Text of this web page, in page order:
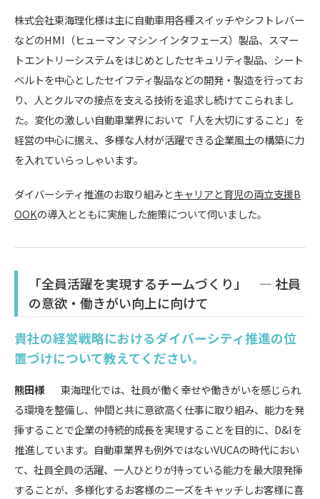
株式会社東海理化様は主に自動車用各種スイッチやシフトレバー
などのHMI（ヒューマン マシン インタフェース）製品、スマー
トエントリーシステムをはじめとしたセキュリティ製品、シート
ベルトを中心としたセイフティ製品などの開発・製造を行ってお
り、人とクルマの接点を支える技術を追求し続けてこられまし
た。変化の激しい自動車業界において「人を大切にすること」を
経営の中心に据え、多様な人材が活躍できる企業風土の構築に力
を入れていらっしゃいます。
ダイバーシティ推進のお取り組みとキャリアと育児の両立支援B
OOKの導入とともに実施した施策について伺いました。
「全員活躍を実現するチームづくり」 ― 社員
の意欲・働きがい向上に向けて
貴社の経営戦略におけるダイバーシティ推進の位
置づけについて教えてください。
熊田様
東海理化では、社員が働く幸せや働きがいを感じられ
る環境を整備し、仲間と共に意欲高く仕事に取り組み、能力を発
揮することで企業の持続的成長を実現することを目的に、D&Iを
推進しています。自動車業界も例外ではないVUCAの時代におい
て、社員全員の活躍、一人ひとりが持っている能力を最大限発揮
することが、多様化するお客様のニーズをキャッチしお客様に喜